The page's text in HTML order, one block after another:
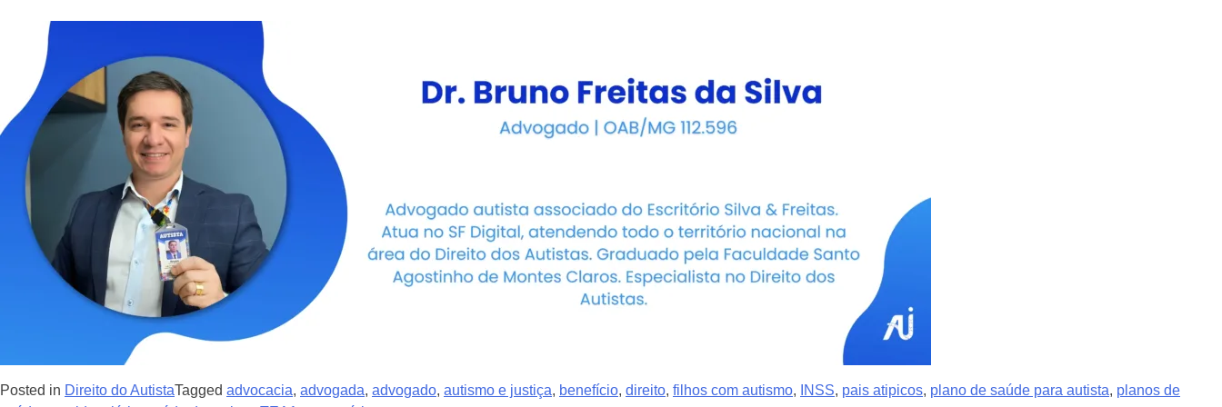
Posted in Direito do AutistaTagged advocacia, advogada, advogado, autismo e justiça, benefício, direito, filhos com autismo, INSS, pais atipicos, plano de saúde para autista, planos de